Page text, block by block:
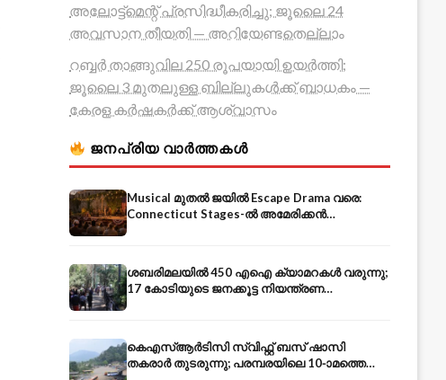
അലോട്ട്മെന്റ് പ്രസിദ്ധീകരിച്ചു; ജൂലൈ 24
അവസാന തീയതി — അറിയേണ്ടതെല്ലാം
റബ്ബർ താങ്ങുവില 250 രൂപയായി ഉയർത്തി;
ജൂലൈ 3 മുതലുള്ള ബില്ലുകൾക്ക് ബാധകം —
കേരള കർഷകർക്ക് ആശ്വാസം
ജനപ്രിയ വാർത്തകൾ
Musical മുതൽ ജയിൽ Escape Drama വരെ:
Connecticut Stages-ൽ അമേരിക്കൻ
ശബരിമലയിൽ 450 എഐ ക്യാമറകൾ വരുന്നു;
17 കോടിയുടെ ജനക്കൂട്ട നിയന്ത്രണ
കെഎസ്ആർടിസി സ്വിഫ്റ്റ് ബസ് ഷാസി
തകരാർ തുടരുന്നു; പരമ്പരയിലെ 10-ാമത്തെ